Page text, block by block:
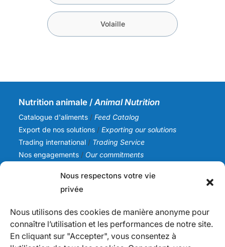
Nous respectons votre vie
privée
Nous utilisons des cookies de manière anonyme pour
connaître l’utilisation et les performances de notre site.
En cliquant sur "Accepter", vous consentez à
Volaille
Nutrition animale / Animal Nutrition
Catalogue d'aliments /Feed Catalog
Export de nos solutions /Exporting our solutions
Trading international / Trading Service
Nos engagements / Our commitments
Notre histoire/Our story
Nos valeurs/ Our values
Actualités/News